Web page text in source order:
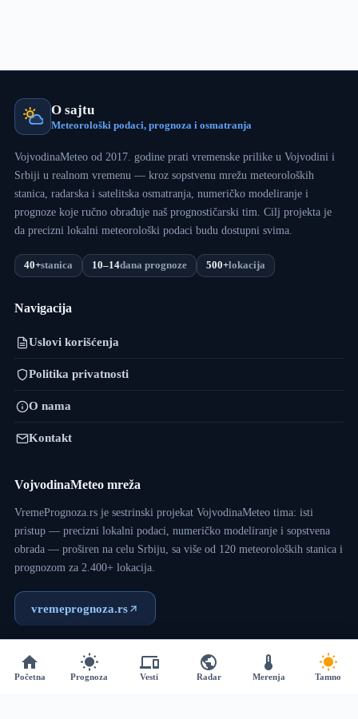
do
O sajtu
Meteorološki podaci, prognoza i osmatranja
VojvodinaMeteo od 2017. godine prati vremenske prilike u Vojvodini i
Srbiji u realnom vremenu — kroz sopstvenu mrežu meteoroloških
stanica, radarska i satelitska osmatranja, numeričko modeliranje i
prognoze koje ručno obrađuje naš prognostičarski tim. Cilj projekta je
da precizni lokalni meteorološki podaci budu dostupni svima.
40+stanica 10–14dana prognoze 500+lokacija
Navigacija
Uslovi korišćenja
Politika privatnosti
O nama
Kontakt
VojvodinaMeteo mreža
VremePrognoza.rs je sestrinski projekat VojvodinaMeteo tima: isti
pristup — precizni lokalni podaci, numeričko modeliranje i sopstvena
obrada — proširen na celu Srbiju, sa više od 120 meteoroloških stanica i
prognozom za 2.400+ lokacija.
vremeprognoza.rs
Copyright © 2017 - 2026 - VojvodinaMeteo - Dizajn:VM
Početna Prognoza Vesti Radar Merenja Tamno